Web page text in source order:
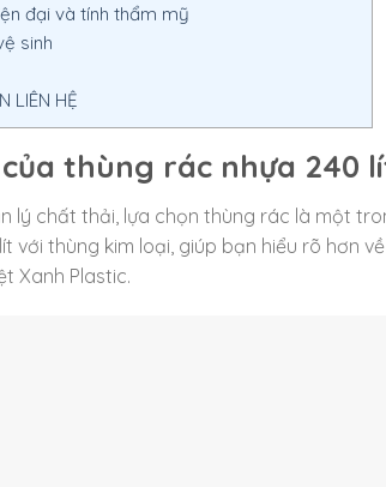
đại và tính thẩm mỹ
sinh
LIÊN HỆ
thùng rác nhựa 240
lý chất thải, lựa chọn thùng rác là một
với thùng kim loại, giúp bạn hiểu rõ hơn
Xanh Plastic.